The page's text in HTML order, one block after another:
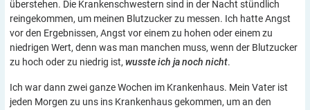
überstehen. Die Krankenschwestern sind in der Nacht stündlich
reingekommen, um meinen Blutzucker zu messen. Ich hatte Angst
vor den Ergebnissen, Angst vor einem zu hohen oder einem zu
niedrigen Wert, denn was man manchen muss, wenn der Blutzucker
zu hoch oder zu niedrig ist, wusste ich ja noch nicht.
Ich war dann zwei ganze Wochen im Krankenhaus. Mein Vater ist
jeden Morgen zu uns ins Krankenhaus gekommen, um an den